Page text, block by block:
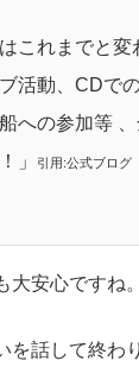
これまでと変
活動、CDで
への参加等
」
引用:公式ブログ
大安心ですね。
を話して終わ